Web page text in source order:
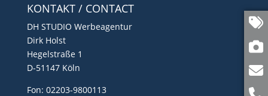
KONTAKT / CONTACT
DH STUDIO Werbeagentur
Dirk Holst
Hegelstraße 1
D-51147 Köln
Fon: 02203-9800113